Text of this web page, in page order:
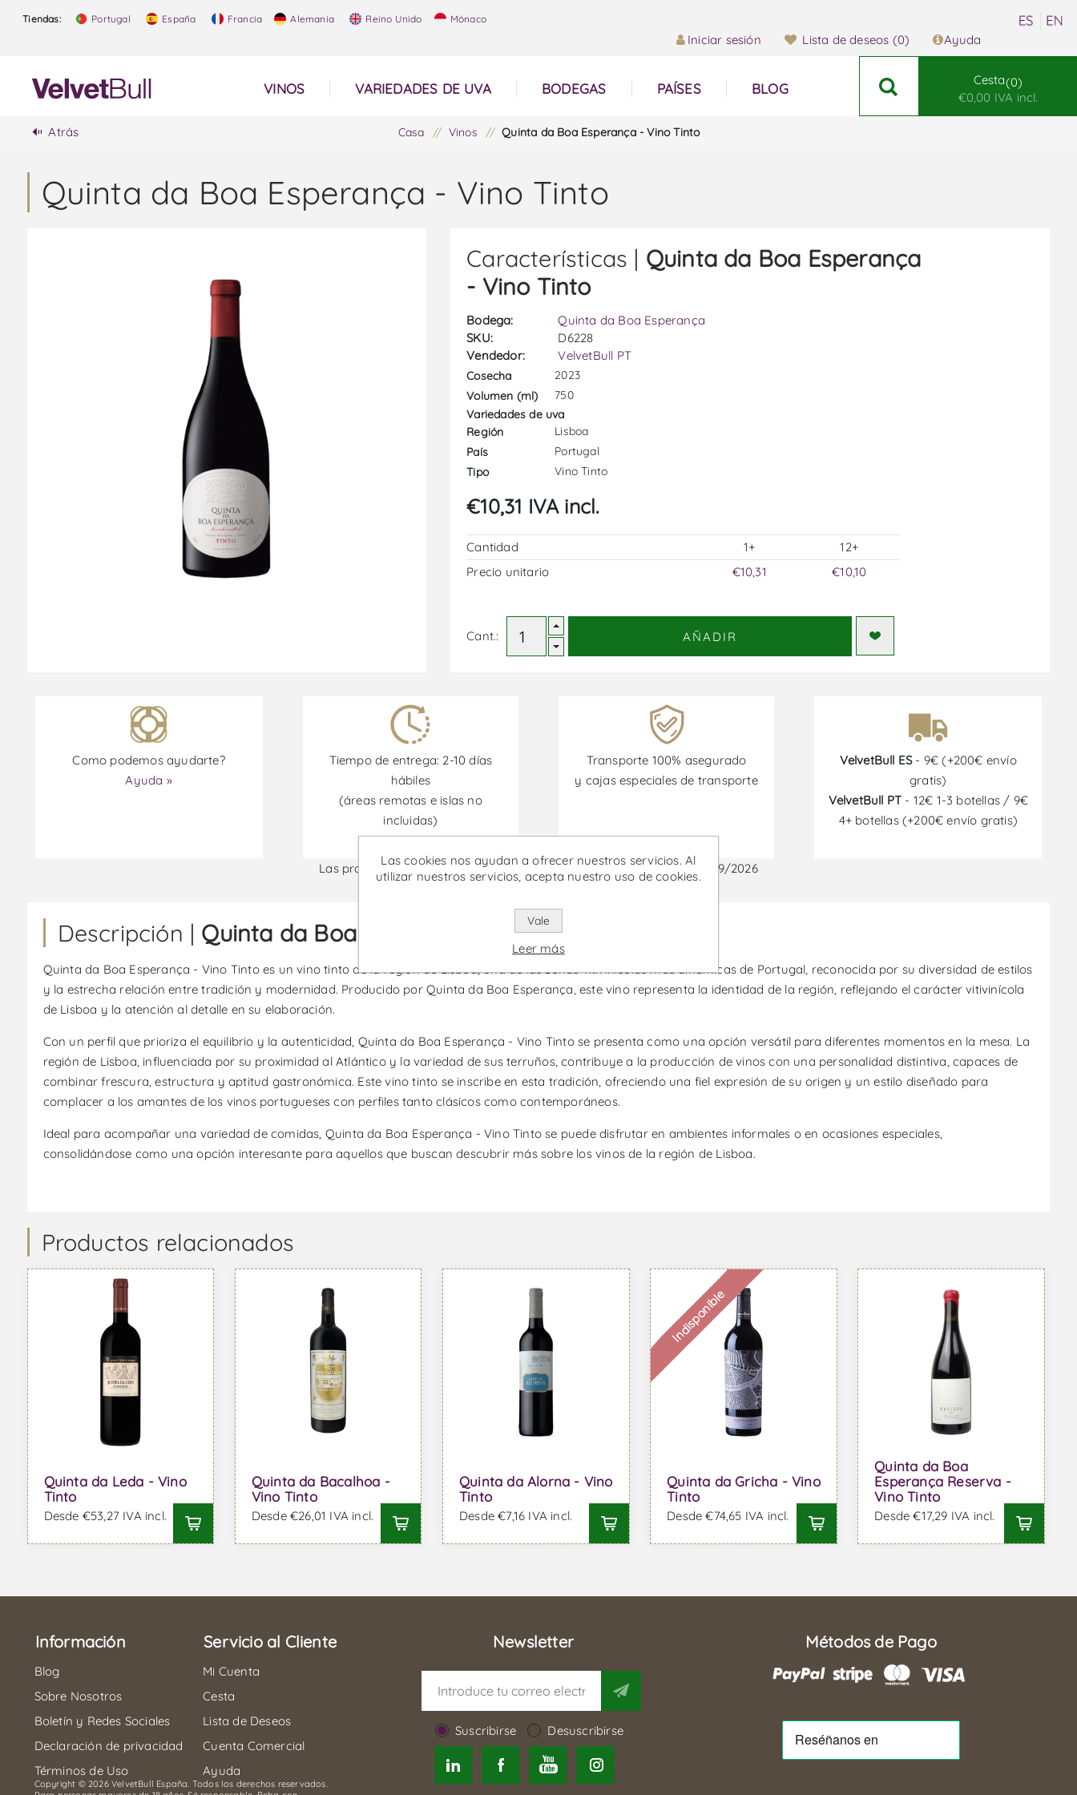
Tiendas: Portugal España Francia Alemania Reino Unido Mónaco
Iniciar sesión Lista de deseos (0) Ayuda
VINOS VARIEDADES DE UVA BODEGAS PAÍSES BLOG
Cesta 0
€0,00 IVA incl.
Atrás Casa / Vinos / Quinta da Boa Esperança - Vino Tinto
Quinta da Boa Esperança - Vino Tinto
Características | Quinta da Boa Esperança
- Vino Tinto
Bodega:
Quinta da Boa Esperança
SKU:
D6228
Vendedor:
VelvetBull PT
Cosecha
2023
Volumen (ml)
750
Variedades de uva
Región
Lisboa
País
Portugal
Tipo
Vino Tinto
€10,31 IVA incl.
Cantidad 1+
12+
Precio unitario
€10,31 €10,10
Cant.: AÑADIR
Como podemos ayudarte?
Ayuda »
Tiempo de entrega: 2-10 días
hábiles
(áreas remotas e islas no
incluidas)
Transporte 100% asegurado
y cajas especiales de transporte
VelvetBull ES- 9€ (+200€ envío
gratis)
VelvetBull PT - 12€ 1-3 botellas / 9€
4+ botellas (+200€ envío gratis)
Las promociones están disponibles desde el 30/06/2026 hasta el 30/09/2026
Descripción | Quinta da Boa Esperança - Vino Tinto
Quinta da Boa Esperança - Vino Tinto es un vino tinto de la región de Lisboa, una de las zonas vitivinícolas más dinámicas de Portugal, reconocida por su diversidad de estilos
y la estrecha relación entre tradición y modernidad. Producido por Quinta da Boa Esperança, este vino representa la identidad de la región, reflejando el carácter vitivinícola
de Lisboa y la atención al detalle en su elaboración.
Con un perfil que prioriza el equilibrio y la autenticidad, Quinta da Boa Esperança - Vino Tinto se presenta como una opción versátil para diferentes momentos en la mesa. La
región de Lisboa, influenciada por su proximidad al Atlántico y la variedad de sus terruños, contribuye a la producción de vinos con una personalidad distintiva, capaces de
combinar frescura, estructura y aptitud gastronómica. Este vino tinto se inscribe en esta tradición, ofreciendo una fiel expresión de su origen y un estilo diseñado para
complacer a los amantes de los vinos portugueses con perfiles tanto clásicos como contemporáneos.
Ideal para acompañar una variedad de comidas, Quinta da Boa Esperança - Vino Tinto se puede disfrutar en ambientes informales o en ocasiones especiales,
consolidándose como una opción interesante para aquellos que buscan descubrir más sobre los vinos de la región de Lisboa.
Productos relacionados
Quinta da Leda - Vino
Tinto
Desde €53,27 IVA incl.
Quinta da Bacalhoa -
Vino Tinto
Desde €26,01 IVA incl.
Quinta da Alorna - Vino
Tinto
Desde €7,16 IVA incl.
Indisponible
Quinta da Gricha - Vino
Tinto
Desde €74,65 IVA incl.
Quinta da Boa
Esperança Reserva -
Vino Tinto
Desde €17,29 IVA incl.
Información
Blog
Sobre Nosotros
Boletín y Redes Sociales
Declaración de privacidad
Términos de Uso
Servicio al Cliente
Mi Cuenta
Cesta
Lista de Deseos
Cuenta Comercial
Ayuda
Newsletter
Suscribirse Desuscribirse
Métodos de Pago
Copyright © 2026 VelvetBull España. Todos los derechos reservados.
Las cookies nos ayudan a ofrecer nuestros servicios. Al
utilizar nuestros servicios, acepta nuestro uso de cookies.
Vale
Leer más